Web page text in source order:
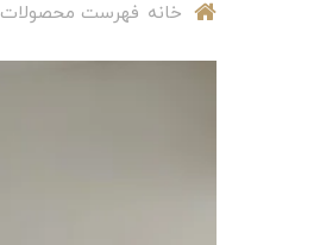
خانه فهرست محصولات